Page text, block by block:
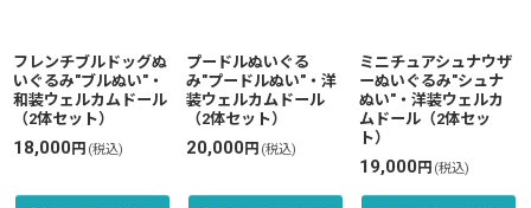
フレンチブルドッグぬ
いぐるみ"ブルぬい"・
和装ウェルカムドール
（2体セット）
18,000円 (税込)
プードルぬいぐる
み"プードルぬい"・洋
装ウェルカムドール
（2体セット）
20,000円 (税込)
ミニチュアシュナウザ
ーぬいぐるみ"シュナ
ぬい"・洋装ウェルカ
ムドール（2体セッ
ト）
19,000円 (税込)